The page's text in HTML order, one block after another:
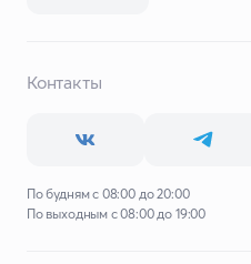
Контакты
По будням с 08:00 до 20:00
По выходным с 08:00 до 19:00